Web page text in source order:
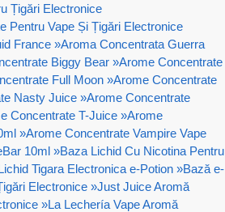
Țigări Electronice
Pentru Vape Și Țigări Electronice
France »Aroma Concentrata Guerra
Biggy Bear »Arome Concentrate
Full Moon »Arome Concentrate
Nasty Juice »Arome Concentrate
Concentrate T-Juice »Arome
»Arome Concentrate Vampire Vape
10ml »Baza Lichid Cu Nicotina Pentru
Tigara Electronica e-Potion »Bază e-
Electronice »Just Juice Aromă
»La Lechería Vape Aromă